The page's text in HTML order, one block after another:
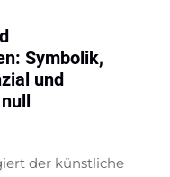
Symbolik,
und
der künstliche